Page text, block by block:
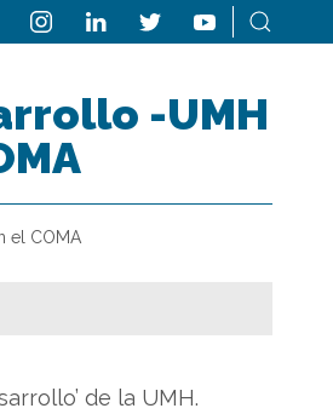
-UMH
el COMA
de la UMH.